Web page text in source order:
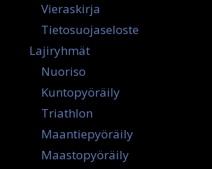
Vieraskirja
Tietosuojaseloste
Lajiryhmät
Nuoriso
Kuntopyöräily
Triathlon
Maantiepyöräily
Maastopyöräily